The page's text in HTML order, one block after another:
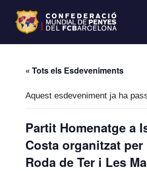
« Tots els Esdeveniments
Aquest esdeveniment ja ha
Partit Homenatge a
Costa organitzat per
Roda de Ter i Les